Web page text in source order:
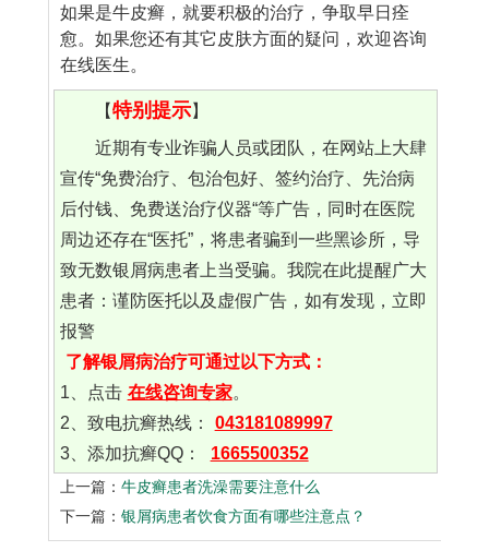
如果是牛皮癣，就要积极的治疗，争取早日痊
愈。如果您还有其它皮肤方面的疑问，欢迎咨询
在线医生。
【特别提示】
近期有专业诈骗人员或团队，在网站上大肆
宣传“免费治疗、包治包好、签约治疗、先治病
后付钱、免费送治疗仪器“等广告，同时在医院
周边还存在“医托”，将患者骗到一些黑诊所，导
致无数银屑病患者上当受骗。我院在此提醒广大
患者：谨防医托以及虚假广告，如有发现，立即
报警
了解银屑病治疗可通过以下方式：
1、点击 在线咨询专家。
2、致电抗癣热线：
043181089997
3、添加抗癣QQ：
1665500352
上一篇： 牛皮癣患者洗澡需要注意什么
下一篇： 银屑病患者饮食方面有哪些注意点？